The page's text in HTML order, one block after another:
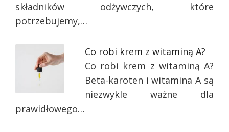
składników odżywczych, które
potrzebujemy,…
Co robi krem ​​z witaminą A?
Co robi krem ​​z witaminą A?
Beta-karoten i witamina A są
niezwykle ważne dla
prawidłowego…